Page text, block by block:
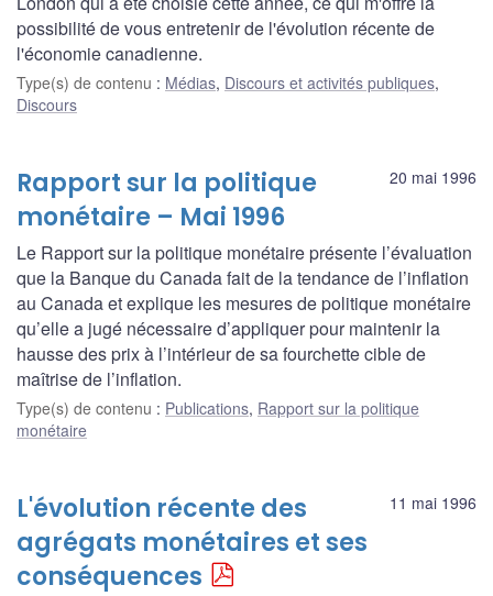
possibilité de vous entretenir de l'évolution récente de
l'économie canadienne.
Type(s) de contenu : Médias, Discours et activités publiques,
Discours
20 mai 1996
Rapport sur la politique
monétaire – Mai 1996
Le Rapport sur la politique monétaire présente l’évaluation
que la Banque du Canada fait de la tendance de l’inflation
au Canada et explique les mesures de politique monétaire
qu’elle a jugé nécessaire d’appliquer pour maintenir la
hausse des prix à l’intérieur de sa fourchette cible de
maîtrise de l’inflation.
Type(s) de contenu : Publications, Rapport sur la politique
monétaire
11 mai 1996
L'évolution récente des
agrégats monétaires et ses
conséquences